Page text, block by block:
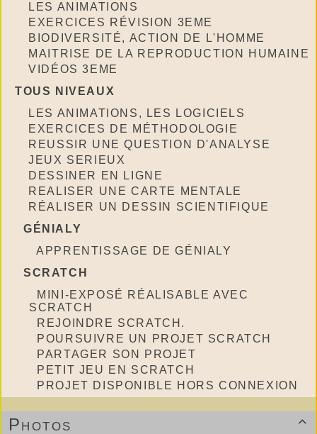
LES ANIMATIONS
EXERCICES RÉVISION 3EME
BIODIVERSITÉ, ACTION DE L'HOMME
MAITRISE DE LA REPRODUCTION HUMAINE
VIDÉOS 3EME
TOUS NIVEAUX
LES ANIMATIONS, LES LOGICIELS
EXERCICES DE MÉTHODOLOGIE
REUSSIR UNE QUESTION D'ANALYSE
JEUX SERIEUX
DESSINER EN LIGNE
REALISER UNE CARTE MENTALE
RÉALISER UN DESSIN SCIENTIFIQUE
GÉNIALY
APPRENTISSAGE DE GÉNIALY
SCRATCH
MINI-EXPOSÉ RÉALISABLE AVEC
SCRATCH
REJOINDRE SCRATCH.
POURSUIVRE UN PROJET SCRATCH
PARTAGER SON PROJET
PETIT JEU EN SCRATCH
PROJET DISPONIBLE HORS CONNEXION

Photos